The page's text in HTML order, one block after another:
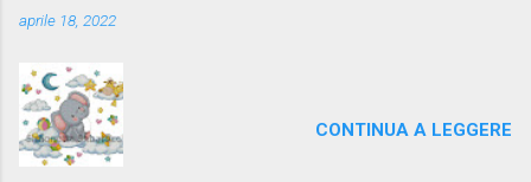
aprile 18, 2022
CONTINUA A LEGGERE